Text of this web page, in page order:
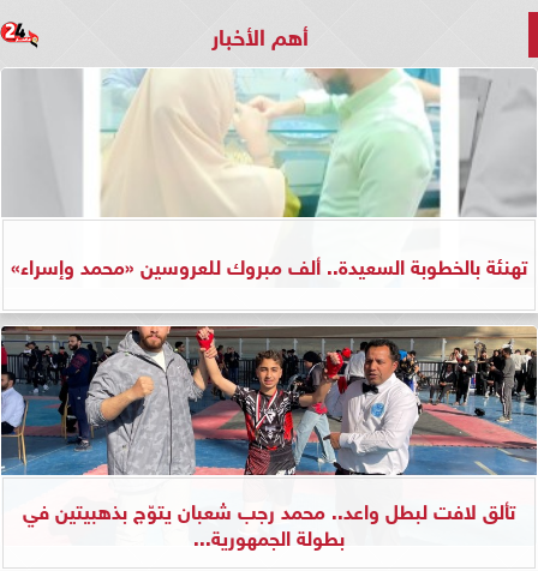
أهم الأخبار
تهنئة بالخطوبة السعيدة.. ألف مبروك للعروسين «محمد وإسراء»
تألق لافت لبطل واعد.. محمد رجب شعبان يتوّج بذهبيتين في
بطولة الجمهورية...